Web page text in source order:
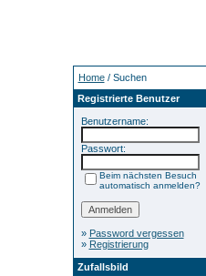
Home/ Suchen
Registrierte Benutzer
Benutzername:
Passwort:
Beim nächsten Besuch
automatisch anmelden?
» Password vergessen
» Registrierung
Zufallsbild